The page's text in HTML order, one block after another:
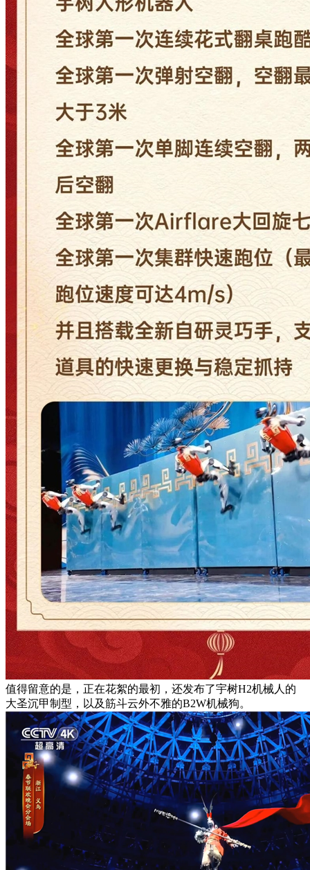
值得留意的是，正在花絮的最初，还发布了宇树H2机械人的
大圣沉甲制型，以及筋斗云外不雅的B2W机械狗。